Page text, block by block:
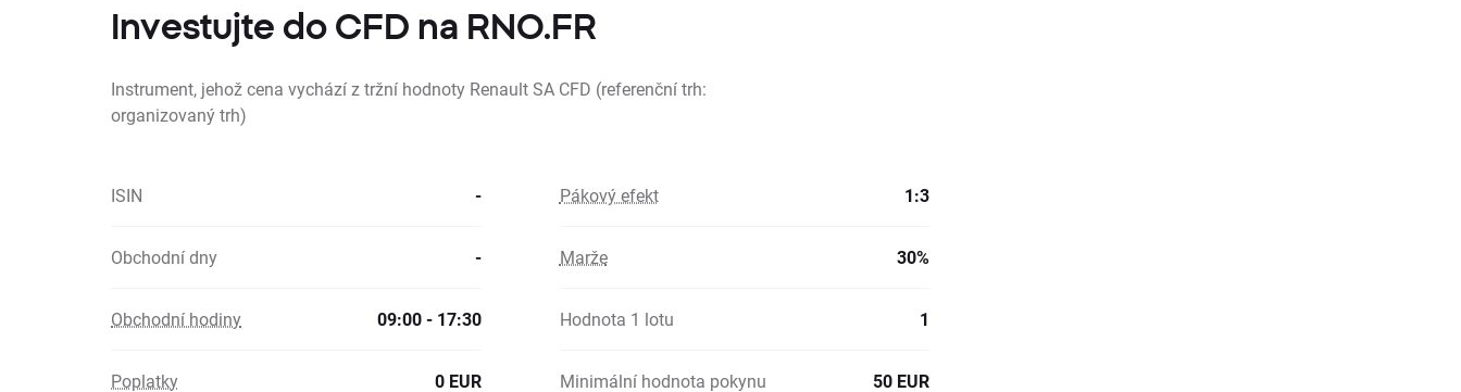
Investujte do CFD na RNO.FR
Instrument, jehož cena vychází z tržní hodnoty Renault SA CFD (referenční trh:
organizovaný trh)
ISIN - Pákový efekt 1:3
Obchodní dny - Marže 30%
Obchodní hodiny 09:00 - 17:30 Hodnota 1 lotu 1
Poplatky 0 EUR Minimální hodnota pokynu 50 EUR